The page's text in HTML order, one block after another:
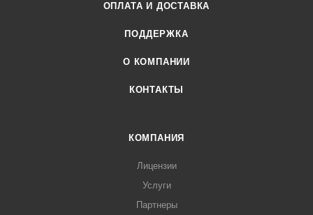
ОПЛАТА И ДОСТАВКА
ПОДДЕРЖКА
О КОМПАНИИ
КОНТАКТЫ
КОМПАНИЯ
Лицензии
Услуги
Партнеры